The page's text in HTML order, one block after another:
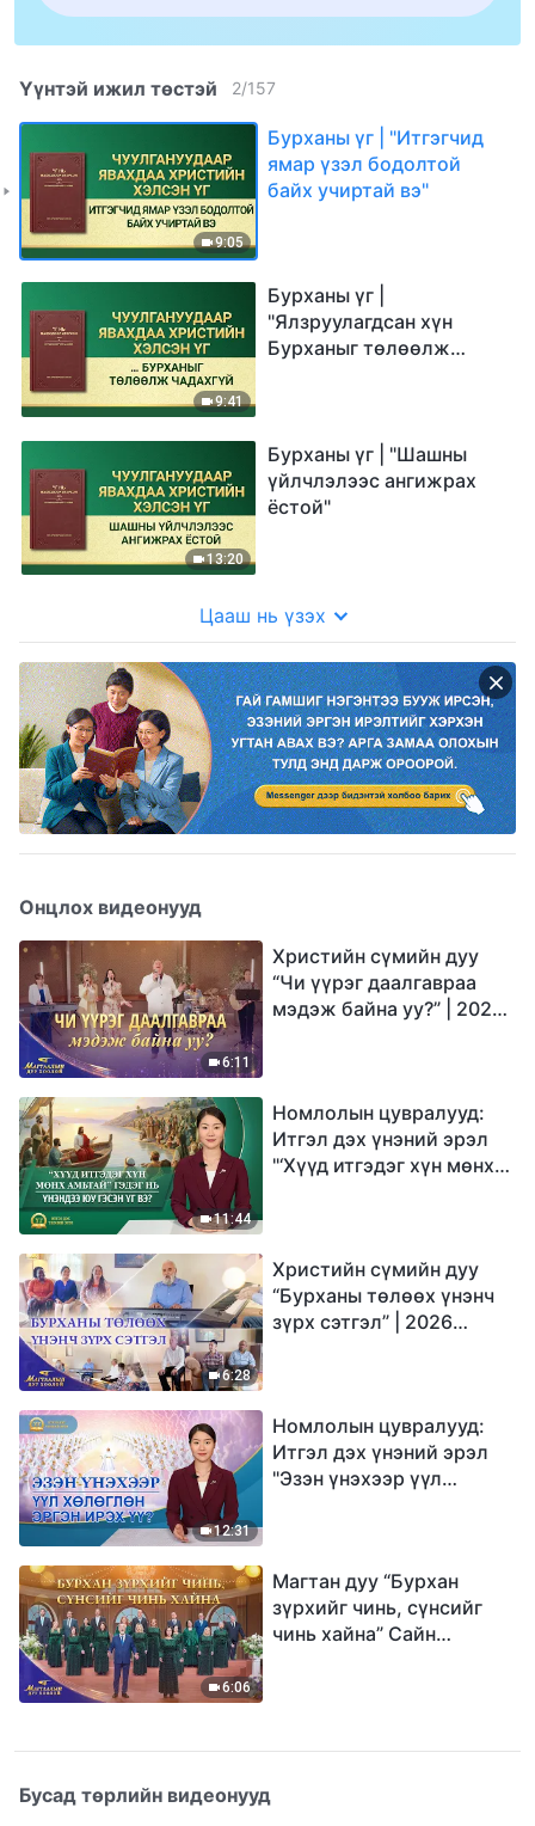
Үүнтэй ижил төстэй 2/157
9:05
Бурханы үг | "Итгэгчид
ямар үзэл бодолтой
байх учиртай вэ"
9:41
Бурханы үг |
"Ялзруулагдсан хүн
Бурханыг төлөөлж
13:20
Бурханы үг | "Шашны
үйлчлэлээс ангижрах
ёстой"
Цааш нь үзэх
Онцлох видеонууд
6:11
Христийн сүмийн дуу
“Чи үүрэг даалгавраа
мэдэж байна уу?” | 2026
11:44
Номлолын цувралууд:
Итгэл дэх үнэний эрэл
"‘Хүүд итгэдэг хүн мөнх
6:28
Христийн сүмийн дуу
“Бурханы төлөөх үнэнч
зүрх сэтгэл” | 2026
12:31
Номлолын цувралууд:
Итгэл дэх үнэний эрэл
"Эзэн үнэхээр үүл
6:06
Магтан дуу “Бурхан
зүрхийг чинь, сүнсийг
чинь хайна” Сайн
Бусад төрлийн видеонууд